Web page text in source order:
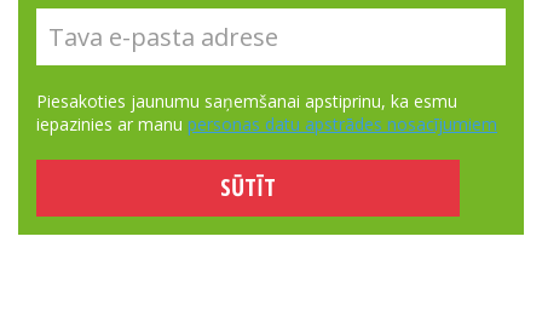
Piesakoties jaunumu saņemšanai apstiprinu, ka esmu
iepazinies ar manu personas datu apstrādes nosacījumiem